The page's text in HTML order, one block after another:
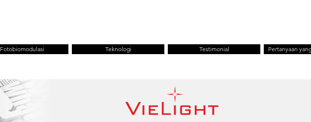
Fotobiomodulasi Teknologi Testimonial Pertanyaan